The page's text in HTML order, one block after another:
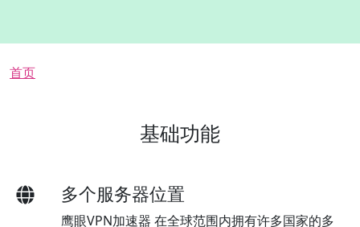
面包屑
首页
基础功能
多个服务器位置
鹰眼VPN加速器 在全球范围内拥有许多国家的多